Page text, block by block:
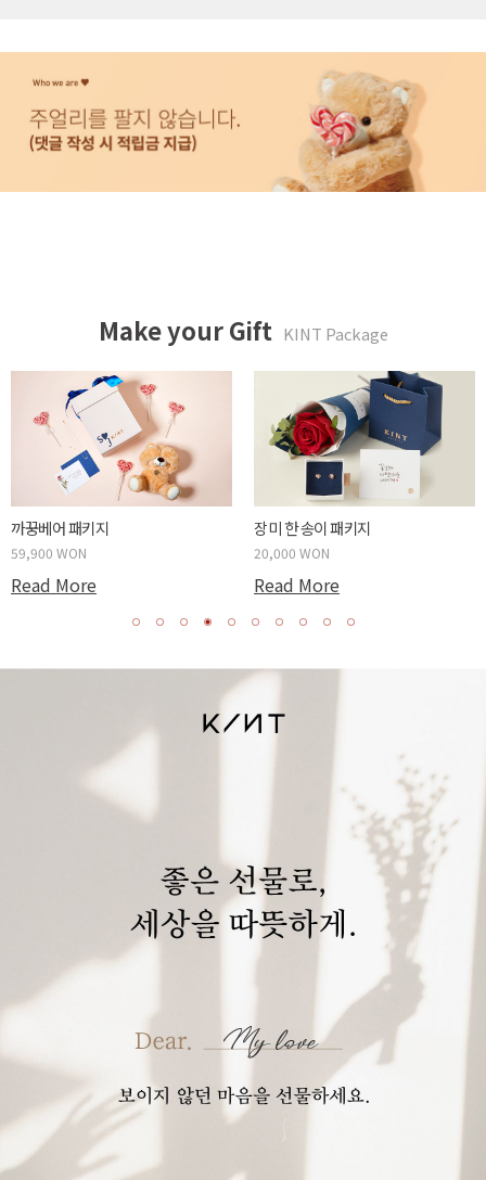
Make your Gift KINT Package
까꿍베어 패키지
59,900 WON
Read More
장미 한 송이 패키지
20,000 WON
Read More